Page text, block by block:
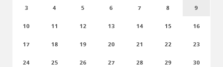
3 4 5 6 7 8 9
10 11 12 13 14 15 16
17 18 19 20 21 22 23
24 25 26 27 28 29 30